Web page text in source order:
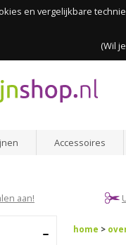
en vergelijkbare
(Wil
Accessoires
aan!
home >